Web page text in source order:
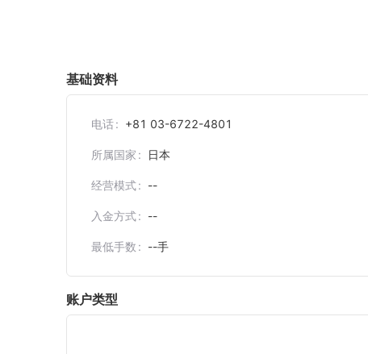
基础资料
电话 +81 03-6722-4801
所属国家 日本
经营模式 --
入金方式 --
最低手数 --手
账户类型